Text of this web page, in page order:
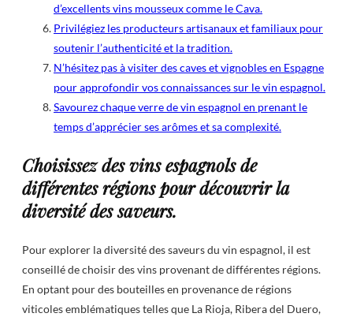
d’excellents vins mousseux comme le Cava.
Privilégiez les producteurs artisanaux et familiaux pour
soutenir l’authenticité et la tradition.
N’hésitez pas à visiter des caves et vignobles en Espagne
pour approfondir vos connaissances sur le vin espagnol.
Savourez chaque verre de vin espagnol en prenant le
temps d’apprécier ses arômes et sa complexité.
Choisissez des vins espagnols de
différentes régions pour découvrir la
diversité des saveurs.
Pour explorer la diversité des saveurs du vin espagnol, il est
conseillé de choisir des vins provenant de différentes régions.
En optant pour des bouteilles en provenance de régions
viticoles emblématiques telles que La Rioja, Ribera del Duero,